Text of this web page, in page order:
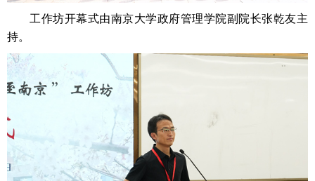
工作坊开幕式由南京大学政府管理学院副院长张乾友主
持。